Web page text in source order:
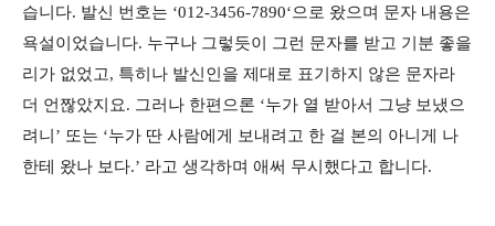
습니다. 발신 번호는 ‘012-3456-7890‘으로 왔으며 문자 내용은
욕설이었습니다. 누구나 그렇듯이 그런 문자를 받고 기분 좋을
리가 없었고, 특히나 발신인을 제대로 표기하지 않은 문자라
더 언짢았지요. 그러나 한편으론 ‘누가 열 받아서 그냥 보냈으
려니’ 또는 ‘누가 딴 사람에게 보내려고 한 걸 본의 아니게 나
한테 왔나 보다.’ 라고 생각하며 애써 무시했다고 합니다.